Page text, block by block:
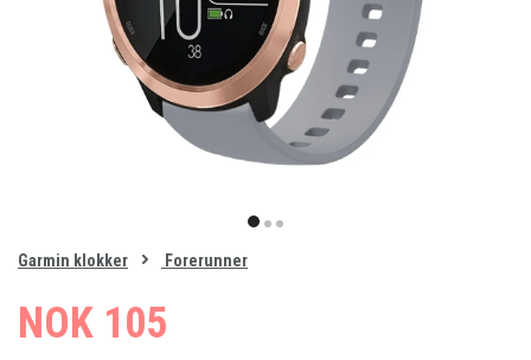
item
of
Garmin klokker Forerunner
NOK 105